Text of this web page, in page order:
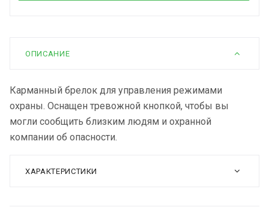
ОПИСАНИЕ
Карманный брелок для управления режимами
охраны. Оснащен тревожной кнопкой, чтобы вы
могли сообщить близким людям и охранной
компании об опасности.
ХАРАКТЕРИСТИКИ